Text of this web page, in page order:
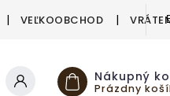
VEĽKOOBCHOD
Nákupný
Prázdny